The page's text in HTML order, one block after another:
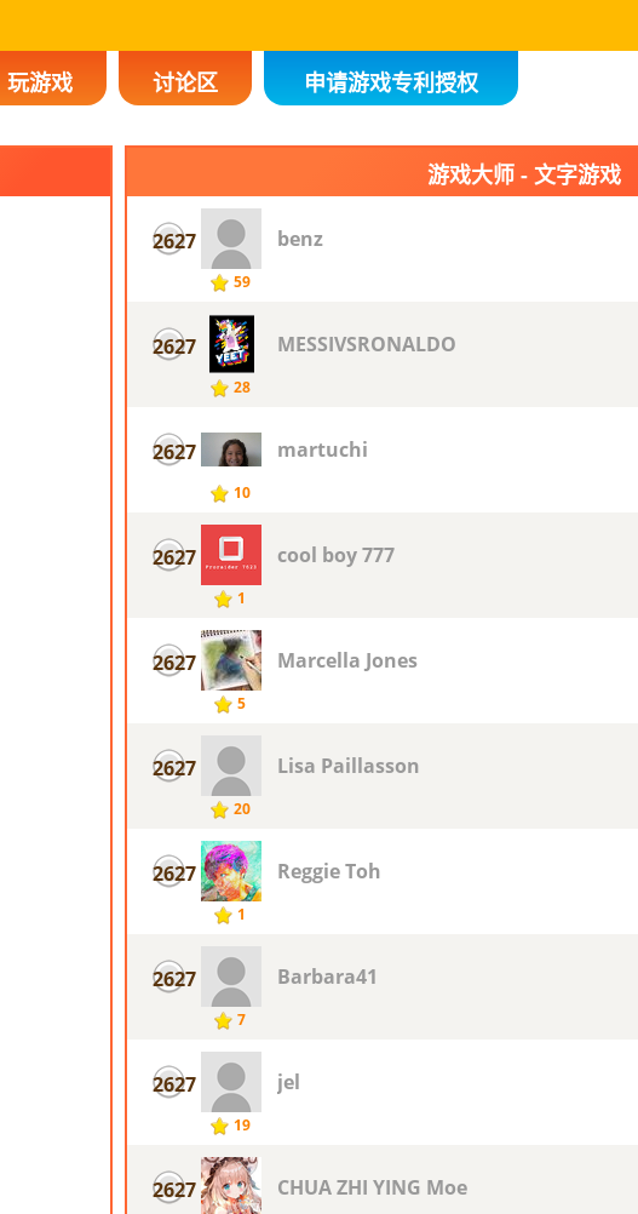
玩游戏 讨论区 申请游戏专利授权
游戏大师 - 文字游戏
2627
59
benz
2627
28
MESSIVSRONALDO
2627
10
martuchi
2627
1
cool boy 777
2627
5
Marcella Jones
2627
20
Lisa Paillasson
2627
1
Reggie Toh
2627
7
Barbara41
2627
19
jel
2627 CHUA ZHI YING Moe